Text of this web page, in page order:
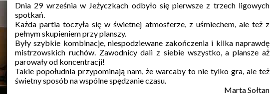
Dnia 29 września w Jeżyczkach odbyło się pierwsze z trzech ligowych
spotkań.
Każda partia toczyła się w świetnej atmosferze, z uśmiechem, ale też z
pełnym skupieniem przy planszy.
Były szybkie kombinacje, niespodziewane zakończenia i kilka naprawdę
mistrzowskich ruchów. Zawodnicy dali z siebie wszystko, a plansze aż
parowały od koncentracji!
Takie popołudnia przypominają nam, że warcaby to nie tylko gra, ale też
świetny sposób na wspólne spędzanie czasu.
Marta Sołtan